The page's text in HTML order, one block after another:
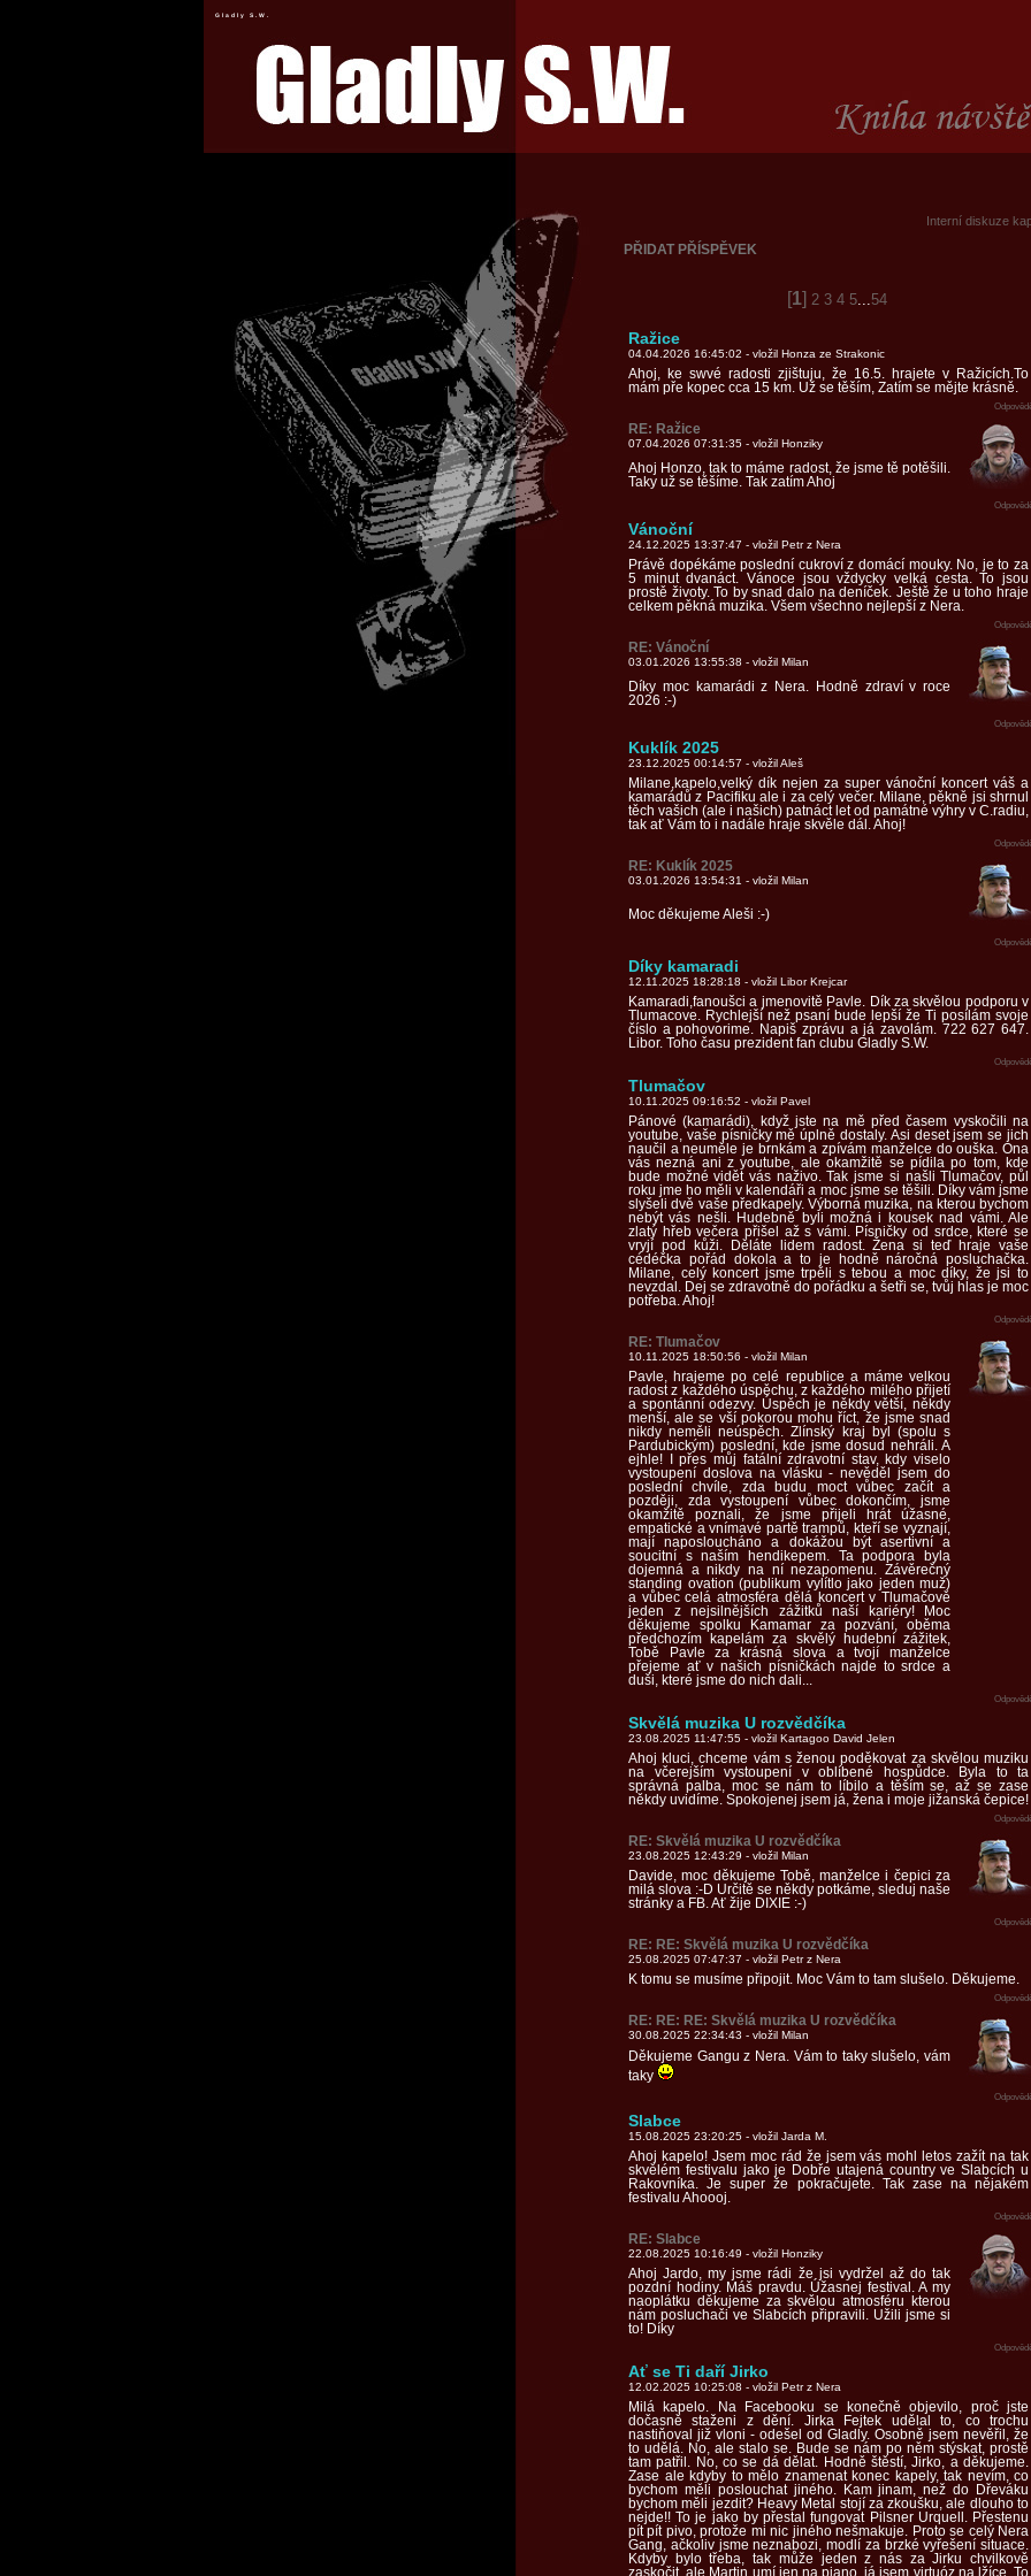
Gladly S.W.
Interní diskuze
PŘIDAT PŘÍSPĚVEK
[1] 2345...54
Ražice
04.04.2026 16:45:02 - vložil Honza ze Strakonic
Ahoj, ke swvé radosti zjištuju, že 16.5. hrajete v Ražicích.To
mám pře kopec cca 15 km. Už se těším, Zatím se mějte krásně.
RE: Ražice
07.04.2026 07:31:35 - vložil Honziky
Ahoj Honzo, tak to máme radost, že jsme tě potěšili.
Taky už se těšíme. Tak zatím Ahoj
Vánoční
24.12.2025 13:37:47 - vložil Petr z Nera
Právě dopékáme poslední cukroví z domácí mouky. No, je to za
5 minut dvanáct. Vánoce jsou vždycky velká cesta. To jsou
prostě životy. To by snad dalo na deníček. Ještě že u toho hraje
celkem pěkná muzika. Všem všechno nejlepší z Nera.
RE: Vánoční
03.01.2026 13:55:38 - vložil Milan
Díky moc kamarádi z Nera. Hodně zdraví v roce
2026 :-)
Kuklík 2025
23.12.2025 00:14:57 - vložil Aleš
Milane,kapelo,velký dík nejen za super vánoční koncert váš a
kamarádů z Pacifiku ale i za celý večer. Milane, pěkně jsi shrnul
těch vašich (ale i našich) patnáct let od památné výhry v C.radiu,
tak ať Vám to i nadále hraje skvěle dál. Ahoj!
RE: Kuklík 2025
03.01.2026 13:54:31 - vložil Milan
Moc děkujeme Aleši :-)
Díky kamaradi
12.11.2025 18:28:18 - vložil Libor Krejcar
Kamaradi,fanoušci a jmenovitě Pavle. Dík za skvělou podporu v
Tlumacove. Rychlejší než psaní bude lepší že Ti posílám svoje
číslo a pohovorime. Napiš zprávu a já zavolám. 722 627 647.
Libor. Toho času prezident fan clubu Gladly S.W.
Tlumačov
10.11.2025 09:16:52 - vložil Pavel
Pánové (kamarádi), když jste na mě před časem vyskočili na
youtube, vaše písničky mě úplně dostaly. Asi deset jsem se jich
naučil a neuměle je brnkám a zpívám manželce do ouška. Ona
vás nezná ani z youtube, ale okamžitě se pídila po tom, kde
bude možné vidět vás naživo. Tak jsme si našli Tlumačov, půl
roku jme ho měli v kalendáři a moc jsme se těšili. Díky vám jsme
slyšeli dvě vaše předkapely. Výborná muzika, na kterou bychom
nebýt vás nešli. Hudebně byli možná i kousek nad vámi. Ale
zlatý hřeb večera přišel až s vámi. Písničky od srdce, které se
vryjí pod kůži. Děláte lidem radost. Žena si teď hraje vaše
cédéčka pořád dokola a to je hodně náročná posluchačka.
Milane, celý koncert jsme trpěli s tebou a moc díky, že jsi to
nevzdal. Dej se zdravotně do pořádku a šetři se, tvůj hlas je moc
potřeba. Ahoj!
RE: Tlumačov
10.11.2025 18:50:56 - vložil Milan
Pavle, hrajeme po celé republice a máme velkou
radost z každého úspěchu, z každého milého přijetí
a spontánní odezvy. Úspěch je někdy větší, někdy
menší, ale se vší pokorou mohu říct, že jsme snad
nikdy neměli neúspěch. Zlínský kraj byl (spolu s
Pardubickým) poslední, kde jsme dosud nehráli. A
ejhle! I přes můj fatální zdravotní stav, kdy viselo
vystoupení doslova na vlásku - nevěděl jsem do
poslední chvíle, zda budu moct vůbec začít a
později, zda vystoupení vůbec dokončím, jsme
okamžitě poznali, že jsme přijeli hrát úžasné,
empatické a vnímavé partě trampů, kteří se vyznají,
mají naposloucháno a dokážou být asertivní a
soucitní s naším hendikepem. Ta podpora byla
dojemná a nikdy na ní nezapomenu. Závěrečný
standing ovation (publikum vylítlo jako jeden muž)
a vůbec celá atmosféra dělá koncert v Tlumačově
jeden z nejsilnějších zážitků naší kariéry! Moc
děkujeme spolku Kamamar za pozvání, oběma
předchozím kapelám za skvělý hudební zážitek,
Tobě Pavle za krásná slova a tvojí manželce
přejeme ať v našich písničkách najde to srdce a
duši, které jsme do nich dali...
Skvělá muzika U rozvědčíka
23.08.2025 11:47:55 - vložil Kartagoo David Jelen
Ahoj kluci, chceme vám s ženou poděkovat za skvělou muziku
na včerejším vystoupení v oblíbené hospůdce. Byla to ta
správná palba, moc se nám to líbilo a těším se, až se zase
někdy uvidíme. Spokojenej jsem já, žena i moje jižanská čepice!
RE: Skvělá muzika U rozvědčíka
23.08.2025 12:43:29 - vložil Milan
Davide, moc děkujeme Tobě, manželce i čepici za
milá slova :-D Určitě se někdy potkáme, sleduj naše
stránky a FB. Ať žije DIXIE :-)
RE: RE: Skvělá muzika U rozvědčíka
25.08.2025 07:47:37 - vložil Petr z Nera
K tomu se musíme připojit. Moc Vám to tam slušelo. Děkujeme.
RE: RE: RE: Skvělá muzika U rozvědčíka
30.08.2025 22:34:43 - vložil Milan
Děkujeme Gangu z Nera. Vám to taky slušelo, vám
taky
Slabce
15.08.2025 23:20:25 - vložil Jarda M.
Ahoj kapelo! Jsem moc rád že jsem vás mohl letos zažít na tak
skvělém festivalu jako je Dobře utajená country ve Slabcích u
Rakovníka. Je super že pokračujete. Tak zase na nějakém
festivalu Ahoooj.
RE: Slabce
22.08.2025 10:16:49 - vložil Honziky
Ahoj Jardo, my jsme rádi že jsi vydržel až do tak
pozdní hodiny. Máš pravdu. Úžasnej festival. A my
naoplátku děkujeme za skvělou atmosféru kterou
nám posluchači ve Slabcích připravili. Užili jsme si
to! Díky
Ať se Ti daří Jirko
12.02.2025 10:25:08 - vložil Petr z Nera
Milá kapelo. Na Facebooku se konečně objevilo, proč jste
dočasně staženi z dění. Jirka Fejtek udělal to, co trochu
nastiňoval již vloni - odešel od Gladly. Osobně jsem nevěřil, že
to udělá. No, ale stalo se. Bude se nám po něm stýskat, prostě
tam patřil. No, co se dá dělat. Hodně štěstí, Jirko, a děkujeme.
Zase ale kdyby to mělo znamenat konec kapely, tak nevím, co
bychom měli poslouchat jiného. Kam jinam, než do Dřeváku
bychom měli jezdit? Heavy Metal stojí za zkoušku, ale dlouho to
nejde!! To je jako by přestal fungovat Pilsner Urquell. Přestenu
pít pít pivo, protože mi nic jiného nešmakuje. Proto se celý Nera
Gang, ačkoliv jsme neznabozi, modlí za brzké vyřešení situace.
Kdyby bylo třeba, tak může jeden z nás za Jirku chvilkově
zaskočit, ale Martin umí jen na piano, já jsem virtuóz na lžíce. To